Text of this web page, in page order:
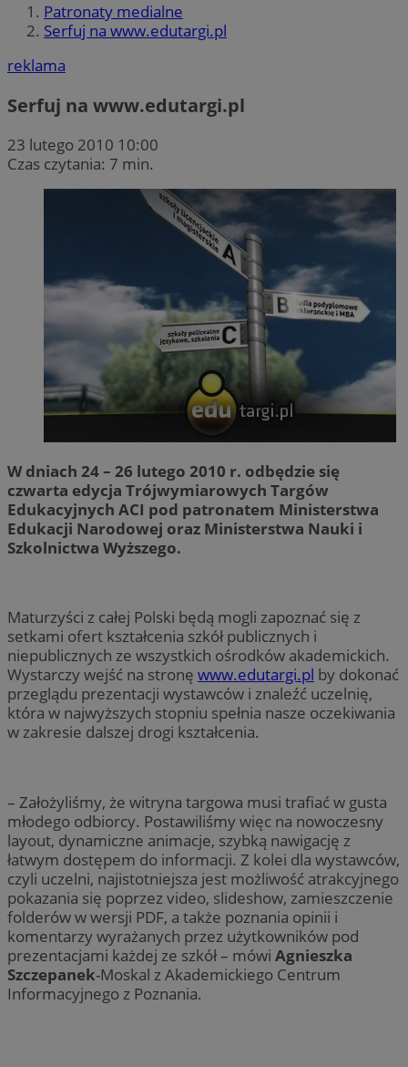
Patronaty medialne
Serfuj na www.edutargi.pl
reklama
Serfuj na www.edutargi.pl
23 lutego 2010 10:00
Czas czytania: 7 min.
W dniach 24 – 26 lutego 2010 r. odbędzie się
czwarta edycja Trójwymiarowych Targów
Edukacyjnych ACI pod patronatem Ministerstwa
Edukacji Narodowej oraz Ministerstwa Nauki i
Szkolnictwa Wyższego.
Maturzyści z całej Polski będą mogli zapoznać się z
setkami ofert kształcenia szkół publicznych i
niepublicznych ze wszystkich ośrodków akademickich.
Wystarczy wejść na stronę www.edutargi.pl by dokonać
przeglądu prezentacji wystawców i znaleźć uczelnię,
która w najwyższych stopniu spełnia nasze oczekiwania
w zakresie dalszej drogi kształcenia.
– Założyliśmy, że witryna targowa musi trafiać w gusta
młodego odbiorcy. Postawiliśmy więc na nowoczesny
layout, dynamiczne animacje, szybką nawigację z
łatwym dostępem do informacji. Z kolei dla wystawców,
czyli uczelni, najistotniejsza jest możliwość atrakcyjnego
pokazania się poprzez video, slideshow, zamieszczenie
folderów w wersji PDF, a także poznania opinii i
komentarzy wyrażanych przez użytkowników pod
prezentacjami każdej ze szkół – mówi Agnieszka
Szczepanek-Moskal z Akademickiego Centrum
Informacyjnego z Poznania.